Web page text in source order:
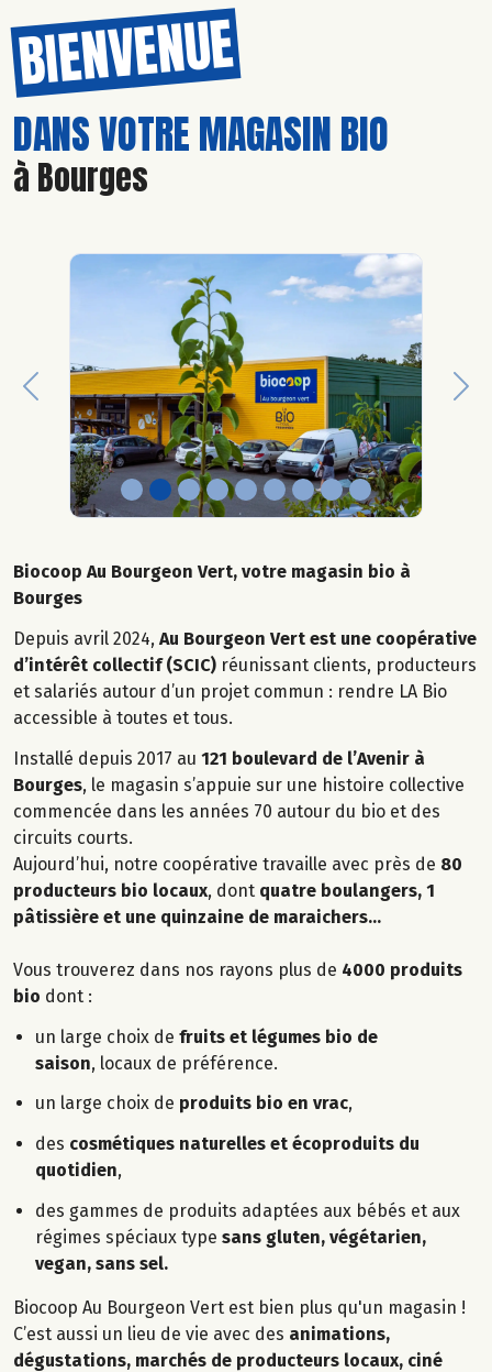
BIENVENUE
DANS VOTRE MAGASIN BIO
à Bourges
Previous
Biocoop Au Bourgeon Vert, votre magasin bio à
Bourges
Depuis avril 2024, Au Bourgeon Vert est une coopérative
d’intérêt collectif (SCIC) réunissant clients, producteurs
et salariés autour d’un projet commun : rendre LA Bio
accessible à toutes et tous.
Installé depuis 2017 au 121 boulevard de l’Avenir à
Bourges, le magasin s’appuie sur une histoire collective
commencée dans les années 70 autour du bio et des
circuits courts.
Aujourd’hui, notre coopérative travaille avec près de 80
producteurs bio locaux, dont quatre boulangers, 1
pâtissière et une quinzaine de maraichers...
Vous trouverez dans nos rayons plus de 4000 produits
bio dont :
un large choix de fruits et légumes bio de
saison, locaux de préférence.
un large choix de produits bio en vrac,
des cosmétiques naturelles et écoproduits du
quotidien,
des gammes de produits adaptées aux bébés et aux
régimes spéciaux type sans gluten, végétarien,
vegan, sans sel.
Biocoop Au Bourgeon Vert est bien plus qu'un magasin !
C’est aussi un lieu de vie avec des animations,
dégustations, marchés de producteurs locaux, ciné